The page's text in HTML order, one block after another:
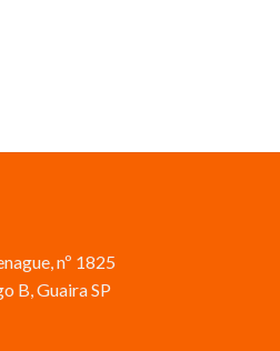
nº 1825
B, Guaira SP